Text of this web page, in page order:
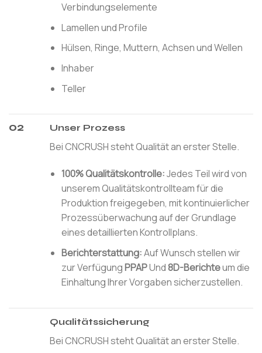
Verbindungselemente
Lamellen und Profile
Hülsen, Ringe, Muttern, Achsen und Wellen
Inhaber
Teller
02 Unser Prozess
Bei CNCRUSH steht Qualität an erster Stelle.
100% Qualitätskontrolle:Jedes Teil wird von
unserem Qualitätskontrollteam für die
Produktion freigegeben, mit kontinuierlicher
Prozessüberwachung auf der Grundlage
eines detaillierten Kontrollplans.
Berichterstattung:Auf Wunsch stellen wir
zur VerfügungPPAPUnd8D-Berichteum die
Einhaltung Ihrer Vorgaben sicherzustellen.
Qualitätssicherung
Bei CNCRUSH steht Qualität an erster Stelle.